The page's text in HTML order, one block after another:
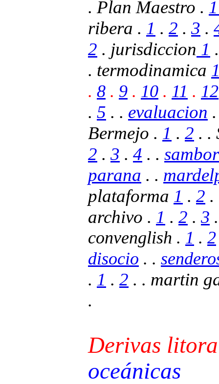
. Plan Maestro .
ribera . 1 . 2 . 3 .
2 . jurisdiccion 1
. termodinamica
. 8 . 9 . 10 . 11 . 12
. 5 . . evaluacion .
Bermejo . 1 . 2 . .
2 . 3 . 4 . .
parana . .
plataforma 1 . 2 .
archivo . 1 . 2 . 3
convenglish . 1 . 2
disocio . .
. 1 . 2 . . martin
.
Derivas
oceánicas